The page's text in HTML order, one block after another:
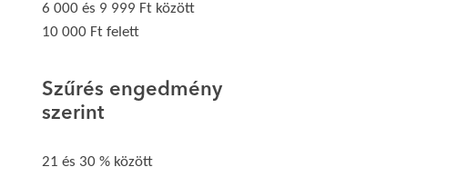
6 000 és 9 999 Ft között
10 000 Ft felett
Szűrés engedmény
szerint
21 és 30 % között